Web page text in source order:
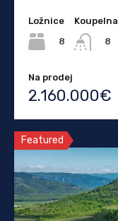
Ložnice
8
Koupelna
8
Na prodej
2.160.000€
Featured